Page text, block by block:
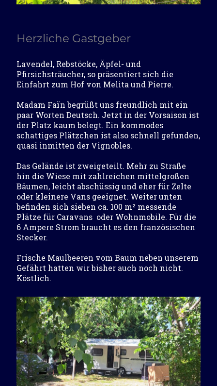
Herzliche Gastgeber
Lavendel, Rebstöcke, Äpfel- und
Pfirsichsträucher, so präsentiert sich die
Einfahrt zum Hof von Melita und Pierre.
Madam Faïn begrüßt uns freundlich mit ein
paar Worten Deutsch. Jetzt in der Vorsaison ist
der Platz kaum belegt. Ein kommodes
schattiges Plätzchen ist also schnell gefunden,
quasi inmitten der Vignobles.
Das Gelände ist zweigeteilt. Mehr zu Straße
hin die Wiese mit zahlreichen mittelgroßen
Bäumen, leicht abschüssig und eher für Zelte
oder kleinere Vans geeignet. Weiter unten
befinden sich sieben ca. 100 m² messende
Plätze für Caravans oder Wohnmobile. Für die
6 Ampere Strom braucht es den französischen
Stecker.
Frische Maulbeeren vom Baum neben unserem
Gefährt hatten wir bisher auch noch nicht.
Köstlich.